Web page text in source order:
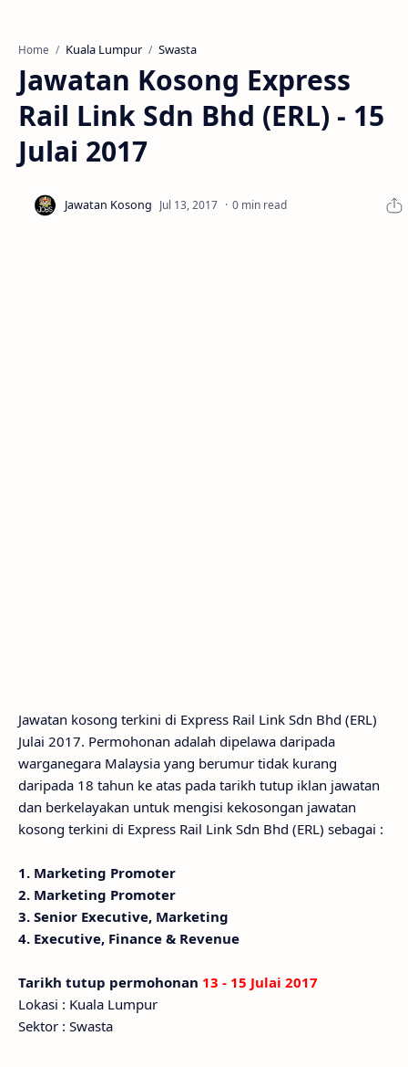
Home Kuala Lumpur Swasta
Jawatan Kosong Express
Rail Link Sdn Bhd (ERL) - 15
Julai 2017
0 min read
Jawatan kosong terkini di Express Rail Link Sdn Bhd (ERL)
Julai 2017. Permohonan adalah dipelawa daripada
warganegara Malaysia yang berumur tidak kurang
daripada 18 tahun ke atas pada tarikh tutup iklan jawatan
dan berkelayakan untuk mengisi kekosongan jawatan
kosong terkini di Express Rail Link Sdn Bhd (ERL) sebagai :
1. Marketing Promoter
2. Marketing Promoter
3. Senior Executive, Marketing
4. Executive, Finance & Revenue
Tarikh tutup permohonan 13 - 15 Julai 2017
Lokasi : Kuala Lumpur
Sektor : Swasta